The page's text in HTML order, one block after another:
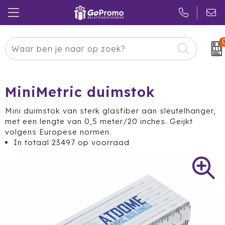
Kerstpakketten
Duurzaam
Reclamedragers
Eten & Drinken
Carnaval
Koningsdag
Zomer
Pride Month
24 ICE
Air Up
American Tourister
MiniMetric duimstok
Mini duimstok van sterk glasfiber aan sleutelhanger,
met een lengte van 0,5 meter/20 inches. Geijkt
volgens Europese normen.
In totaal23497 op voorraad